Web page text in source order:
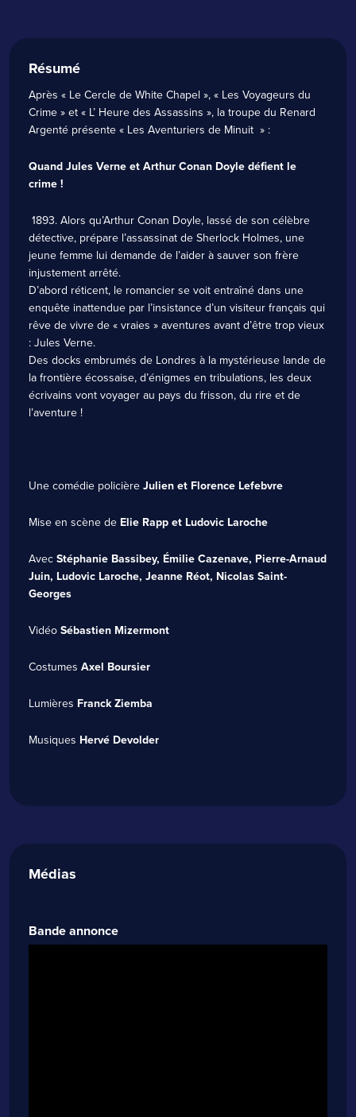
Résumé
Après « Le Cercle de White Chapel », « Les Voyageurs du
Crime » et « L’ Heure des Assassins », la troupe du Renard
Argenté présente « Les Aventuriers de Minuit » :
Quand Jules Verne et Arthur Conan Doyle défient le
crime !
1893. Alors qu’Arthur Conan Doyle, lassé de son célèbre
détective, prépare l’assassinat de Sherlock Holmes, une
jeune femme lui demande de l’aider à sauver son frère
injustement arrêté.
D’abord réticent, le romancier se voit entraîné dans une
enquête inattendue par l’insistance d’un visiteur français qui
rêve de vivre de « vraies » aventures avant d’être trop vieux
: Jules Verne.
Des docks embrumés de Londres à la mystérieuse lande de
la frontière écossaise, d’énigmes en tribulations, les deux
écrivains vont voyager au pays du frisson, du rire et de
l’aventure !
Une comédie policière Julien et Florence Lefebvre
Mise en scène de Elie Rapp et Ludovic Laroche
Avec Stéphanie Bassibey, Émilie Cazenave, Pierre-Arnaud
Juin, Ludovic Laroche, Jeanne Réot, Nicolas Saint-
Georges
Vidéo Sébastien Mizermont
Costumes Axel Boursier
Lumières Franck Ziemba
Musiques Hervé Devolder
Médias
Bande annonce